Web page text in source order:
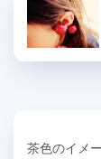
茶色のイメ